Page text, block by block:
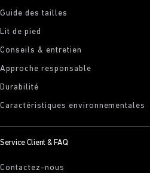
Guide des tailles
Lit de pied
Conseils & entretien
Approche responsable
Durabilité
Caractéristiques environnementales
Service Client & FAQ
Contactez-nous